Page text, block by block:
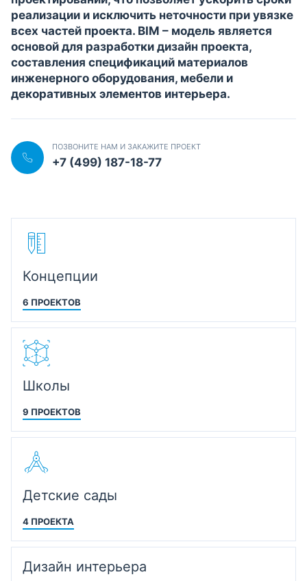
реализации и исключить неточности при увязке
всех частей проекта. BIM – модель является
основой для разработки дизайн проекта,
составления спецификаций материалов
инженерного оборудования, мебели и
декоративных элементов интерьера.
ПОЗВОНИТЕ НАМ И ЗАКАЖИТЕ ПРОЕКТ
+7 (499) 187-18-77
Концепции
6 ПРОЕКТОВ
Школы
9 ПРОЕКТОВ
Детские сады
4 ПРОЕКТА
Дизайн интерьера